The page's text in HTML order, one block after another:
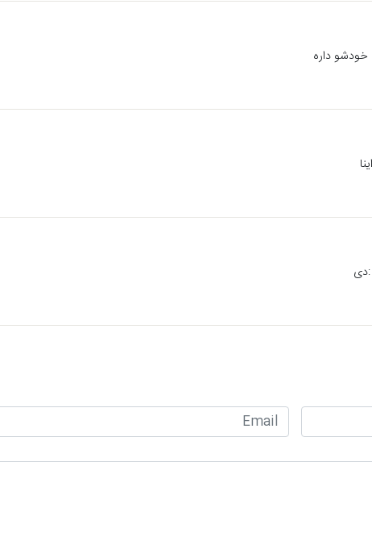
داره